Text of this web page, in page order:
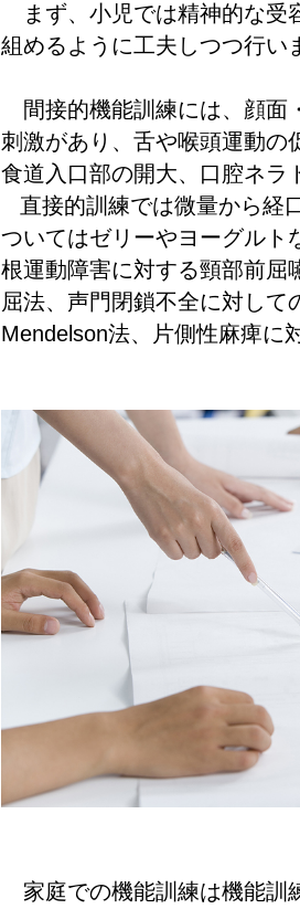
まず、小児では精神的な受
組めるように工夫しつつ行い
間接的機能訓練には、顔面
刺激があり、舌や喉頭運動の
食道入口部の開大、口腔ネラ
直接的訓練では微量から経
ついてはゼリーやヨーグルト
根運動障害に対する頸部前屈
屈法、声門閉鎖不全に対し
Mendelson法、片側性麻痺に
家庭での機能訓練は機能訓